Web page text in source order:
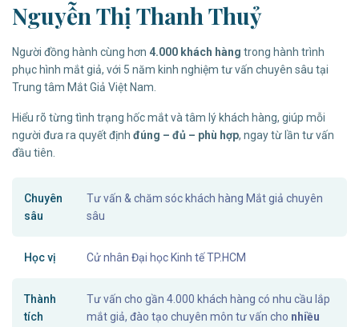
Nguyễn Thị Thanh Thuỷ
Người đồng hành cùng hơn 4.000 khách hàng trong hành trình
phục hình mắt giả, với 5 năm kinh nghiệm tư vấn chuyên sâu tại
Trung tâm Mắt Giả Việt Nam.
Hiểu rõ từng tình trạng hốc mắt và tâm lý khách hàng, giúp mỗi
người đưa ra quyết định đúng – đủ – phù hợp, ngay từ lần tư vấn
đầu tiên.
Chuyên
sâu
Tư vấn & chăm sóc khách hàng Mắt giả chuyên
sâu
Học vị Cử nhân Đại học Kinh tế TP.HCM
Thành
tích
Tư vấn cho gần 4.000 khách hàng có nhu cầu lắp
mắt giả, đào tạo chuyên môn tư vấn cho nhiều